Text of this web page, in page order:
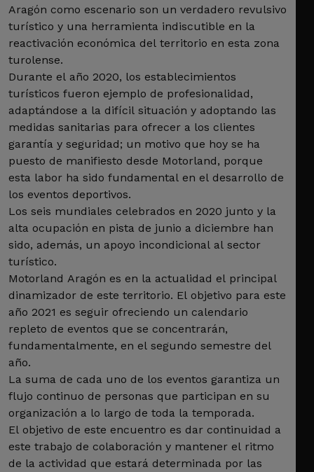
Aragón como escenario son un verdadero revulsivo
turístico y una herramienta indiscutible en la
reactivación económica del territorio en esta zona
turolense.
Durante el año 2020, los establecimientos
turísticos fueron ejemplo de profesionalidad,
adaptándose a la difícil situación y adoptando las
medidas sanitarias para ofrecer a los clientes
garantía y seguridad; un motivo que hoy se ha
puesto de manifiesto desde Motorland, porque
esta labor ha sido fundamental en el desarrollo de
los eventos deportivos.
Los seis mundiales celebrados en 2020 junto y la
alta ocupación en pista de junio a diciembre han
sido, además, un apoyo incondicional al sector
turístico.
Motorland Aragón es en la actualidad el principal
dinamizador de este territorio. El objetivo para este
año 2021 es seguir ofreciendo un calendario
repleto de eventos que se concentrarán,
fundamentalmente, en el segundo semestre del
año.
La suma de cada uno de los eventos garantiza un
flujo continuo de personas que participan en su
organización a lo largo de toda la temporada.
El objetivo de este encuentro es dar continuidad a
este trabajo de colaboración y mantener el ritmo
de la actividad que estará determinada por las